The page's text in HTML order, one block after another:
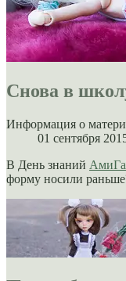
Снова в
Информация о
01 сентября
В День знаний
форму носили